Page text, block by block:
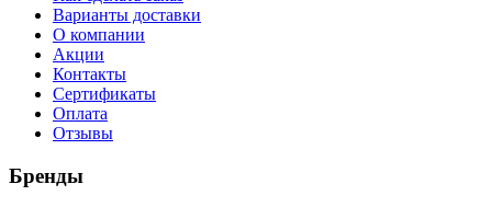
Варианты доставки
О компании
Акции
Контакты
Сертификаты
Оплата
Отзывы
Бренды